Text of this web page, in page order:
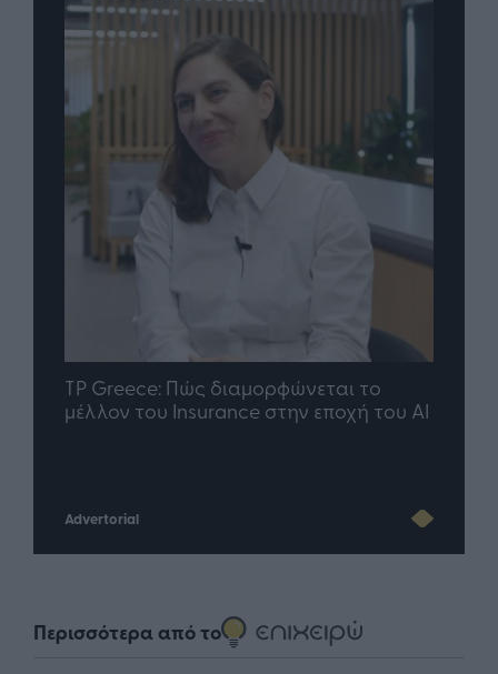
TP Greece: Πώς διαμορφώνεται το
μέλλον του Insurance στην εποχή του AI
Advertorial
Περισσότερα από το